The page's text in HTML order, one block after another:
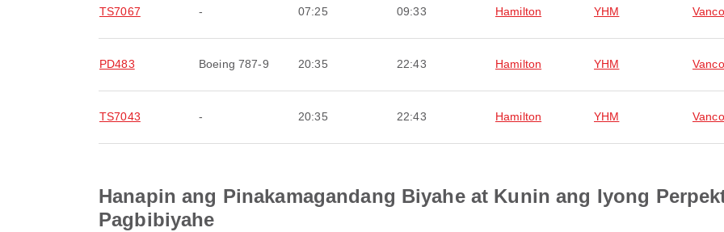
TS7067 - 07:25 09:33 Hamilton YHM
PD483 Boeing 787-9 20:35 22:43 Hamilton YHM
TS7043 - 20:35 22:43 Hamilton YHM
Hanapin ang Pinakamagandang Biyahe at Kunin ang Iyong
Pagbibiyahe